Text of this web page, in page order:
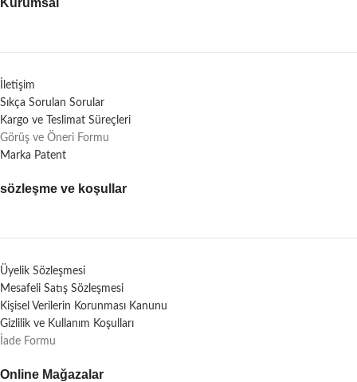
İletişim
Sıkça Sorulan Sorular
Kargo ve Teslimat Süreçleri
Görüş ve Öneri Formu
Marka Patent
sözleşme ve koşullar
Üyelik Sözleşmesi
Mesafeli Satış Sözleşmesi
Kişisel Verilerin Korunması Kanunu
Gizlilik ve Kullanım Koşulları
İade Formu
Online Mağazalar